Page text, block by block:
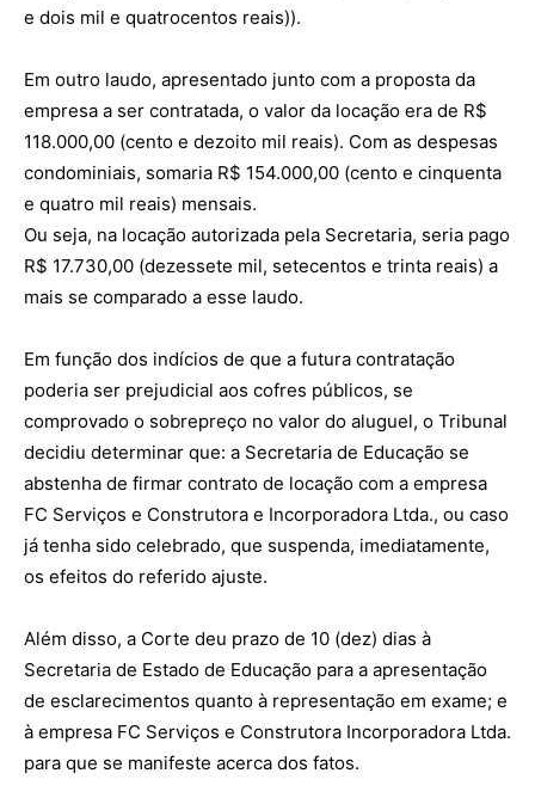
e dois mil e quatrocentos reais)).
Em outro laudo, apresentado junto com a proposta da
empresa a ser contratada, o valor da locação era de R$
118.000,00 (cento e dezoito mil reais). Com as despesas
condominiais, somaria R$ 154.000,00 (cento e cinquenta
e quatro mil reais) mensais.
Ou seja, na locação autorizada pela Secretaria, seria pago
R$ 17.730,00 (dezessete mil, setecentos e trinta reais) a
mais se comparado a esse laudo.
Em função dos indícios de que a futura contratação
poderia ser prejudicial aos cofres públicos, se
comprovado o sobrepreço no valor do aluguel, o Tribunal
decidiu determinar que: a Secretaria de Educação se
abstenha de firmar contrato de locação com a empresa
FC Serviços e Construtora e Incorporadora Ltda., ou caso
já tenha sido celebrado, que suspenda, imediatamente,
os efeitos do referido ajuste.
Além disso, a Corte deu prazo de 10 (dez) dias à
Secretaria de Estado de Educação para a apresentação
de esclarecimentos quanto à representação em exame; e
à empresa FC Serviços e Construtora Incorporadora Ltda.
para que se manifeste acerca dos fatos.